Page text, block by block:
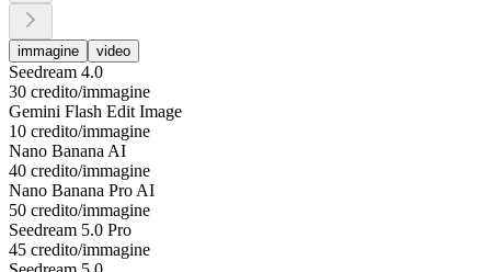
immagine video
Seedream 4.0
30 credito/immagine
Gemini Flash Edit Image
10 credito/immagine
Nano Banana AI
40 credito/immagine
Nano Banana Pro AI
50 credito/immagine
Seedream 5.0 Pro
45 credito/immagine